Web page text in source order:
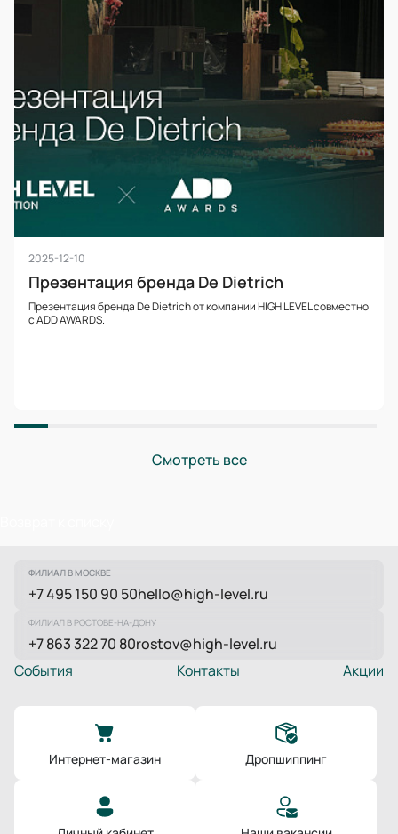
2025-12-10
Презентация бренда De Dietrich
Презентация бренда De Dietrich от компании HIGH LEVEL совместно
с ADD AWARDS.
Смотреть все
ФИЛИАЛ В МОСКВЕ
+7 495 150 90 50hello@high-level.ru
ФИЛИАЛ В РОСТОВЕ-НА-ДОНУ
+7 863 322 70 80rostov@high-level.ru
Акции
События Контакты
Интернет-магазин Дропшиппинг